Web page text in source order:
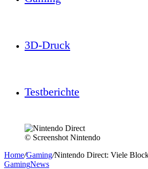
3D-Druck
Testberichte
© Screenshot Nintendo
Home/Gaming/Nintendo Direct: Viele
GamingNews